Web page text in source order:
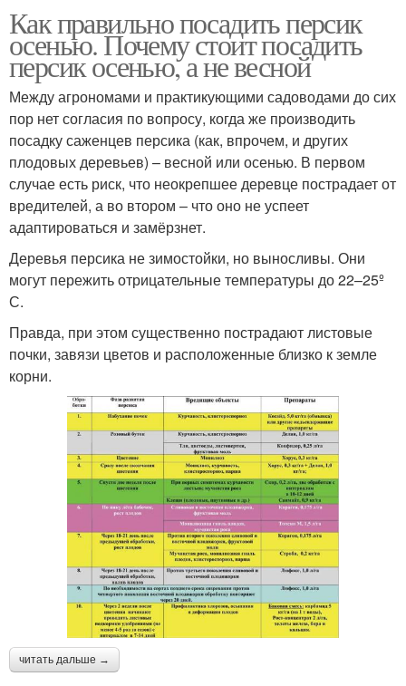
Как правильно посадить персик
осенью. Почему стоит посадить
персик осенью, а не весной
Между агрономами и практикующими садоводами до сих
пор нет согласия по вопросу, когда же производить
посадку саженцев персика (как, впрочем, и других
плодовых деревьев) – весной или осенью. В первом
случае есть риск, что неокрепшее деревце пострадает от
вредителей, а во втором – что оно не успеет
адаптироваться и замёрзнет.
Деревья персика не зимостойки, но выносливы. Они
могут пережить отрицательные температуры до 22–25º
С.
Правда, при этом существенно пострадают листовые
почки, завязи цветов и расположенные близко к земле
корни.
читать дальше →